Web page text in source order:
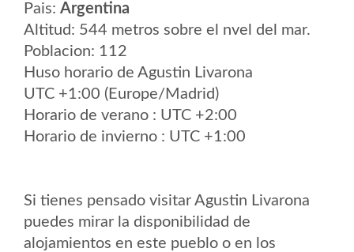
Pais: Argentina
Altitud: 544 metros sobre el nvel del mar.
Poblacion: 112
Huso horario de Agustin Livarona
UTC +1:00 (Europe/Madrid)
Horario de verano : UTC +2:00
Horario de invierno : UTC +1:00
Si tienes pensado visitar Agustin Livarona
puedes mirar la disponibilidad de
alojamientos en este pueblo o en los